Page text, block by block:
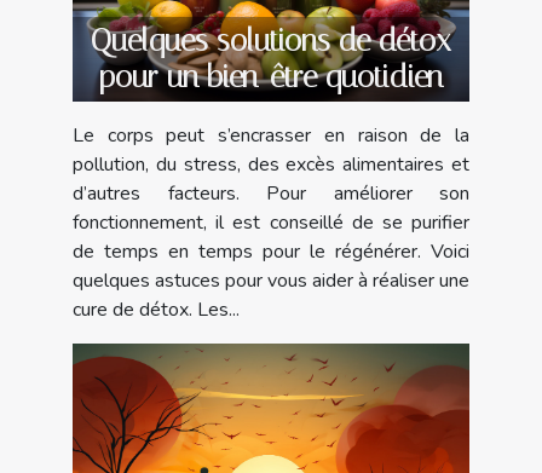
Quelques solutions de détox
pour un bien-être quotidien
Le corps peut s’encrasser en raison de la
pollution, du stress, des excès alimentaires et
d’autres facteurs. Pour améliorer son
fonctionnement, il est conseillé de se purifier
de temps en temps pour le régénérer. Voici
quelques astuces pour vous aider à réaliser une
cure de détox. Les...